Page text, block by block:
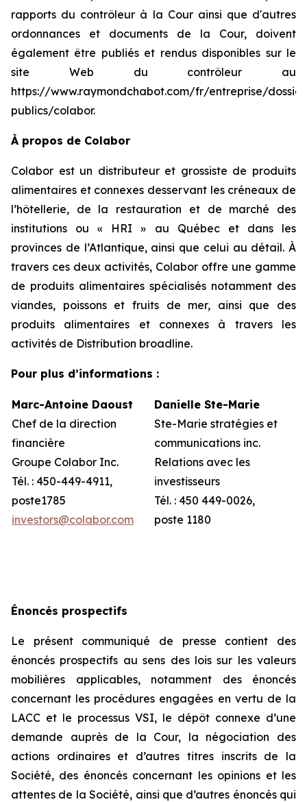
rapports du contrôleur à la Cour ainsi que d'autres
ordonnances et documents de la Cour, doivent
également être publiés et rendus disponibles sur le
site Web du contrôleur au
https://www.raymondchabot.com/fr/entreprise/
publics/colabor.
À propos de Colabor
Colabor est un distributeur et grossiste de produits
alimentaires et connexes desservant les créneaux de
l’hôtellerie, de la restauration et de marché des
institutions ou « HRI » au Québec et dans les
provinces de l’Atlantique, ainsi que celui au détail. À
travers ces deux activités, Colabor offre une gamme
de produits alimentaires spécialisés notamment des
viandes, poissons et fruits de mer, ainsi que des
produits alimentaires et connexes à travers les
activités de Distribution broadline.
Pour plus d’informations :
Marc-Antoine Daoust
Chef de la direction
financière
Groupe Colabor Inc.
Tél. : 450-449-4911,
poste1785
investors@colabor.com
Danielle Ste-Marie
Ste-Marie stratégies et
communications inc.
Relations avec les
investisseurs
Tél. : 450 449-0026,
poste 1180
Énoncés prospectifs
Le présent communiqué de presse contient des
énoncés prospectifs au sens des lois sur les valeurs
mobilières applicables, notamment des énoncés
concernant les procédures engagées en vertu de la
LACC et le processus VSI, le dépôt connexe d’une
demande auprès de la Cour, la négociation des
actions ordinaires et d’autres titres inscrits de la
Société, des énoncés concernant les opinions et les
attentes de la Société, ainsi que d’autres énoncés qui